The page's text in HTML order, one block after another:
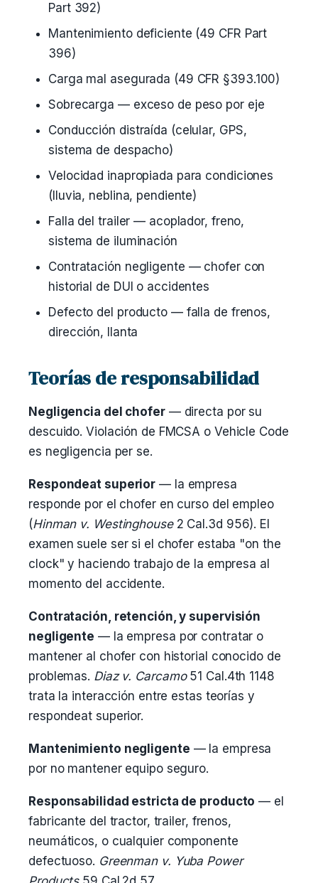
Part 392)
Mantenimiento deficiente (49 CFR Part
396)
Carga mal asegurada (49 CFR §393.100)
Sobrecarga — exceso de peso por eje
Conducción distraída (celular, GPS,
sistema de despacho)
Velocidad inapropiada para condiciones
(lluvia, neblina, pendiente)
Falla del trailer — acoplador, freno,
sistema de iluminación
Contratación negligente — chofer con
historial de DUI o accidentes
Defecto del producto — falla de frenos,
dirección, llanta
Teorías de responsabilidad
Negligencia del chofer— directa por su
descuido. Violación de FMCSA o Vehicle Code
es negligencia per se.
Respondeat superior — la empresa
responde por el chofer en curso del empleo
(Hinman v. Westinghouse2 Cal.3d 956). El
examen suele ser si el chofer estaba "on the
clock" y haciendo trabajo de la empresa al
momento del accidente.
Contratación, retención, y supervisión
negligente — la empresa por contratar o
mantener al chofer con historial conocido de
problemas. Diaz v. Carcamo51 Cal.4th 1148
trata la interacción entre estas teorías y
respondeat superior.
Mantenimiento negligente — la empresa
por no mantener equipo seguro.
Responsabilidad estricta de producto — el
fabricante del tractor, trailer, frenos,
neumáticos, o cualquier componente
defectuoso. Greenman v. Yuba Power